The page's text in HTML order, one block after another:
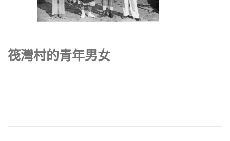
筏灣村的青年男女